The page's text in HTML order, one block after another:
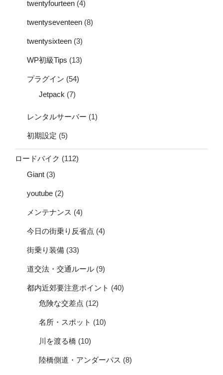
twentyfourteen (4)
twentyseventeen (8)
twentysixteen (3)
WP初級Tips (13)
プラグイン (54)
Jetpack (7)
レンタルサーバー (1)
初期設定 (5)
ロードバイク (112)
Giant (3)
youtube (2)
メンテナンス (4)
今日の街乗り反省点 (4)
街乗り装備 (33)
道交法・交通ルール (9)
都内近郊要注意ポイント (40)
危険な交差点 (12)
名所・スポット (10)
川を渡る橋 (10)
陸橋側道・アンダーパス (8)